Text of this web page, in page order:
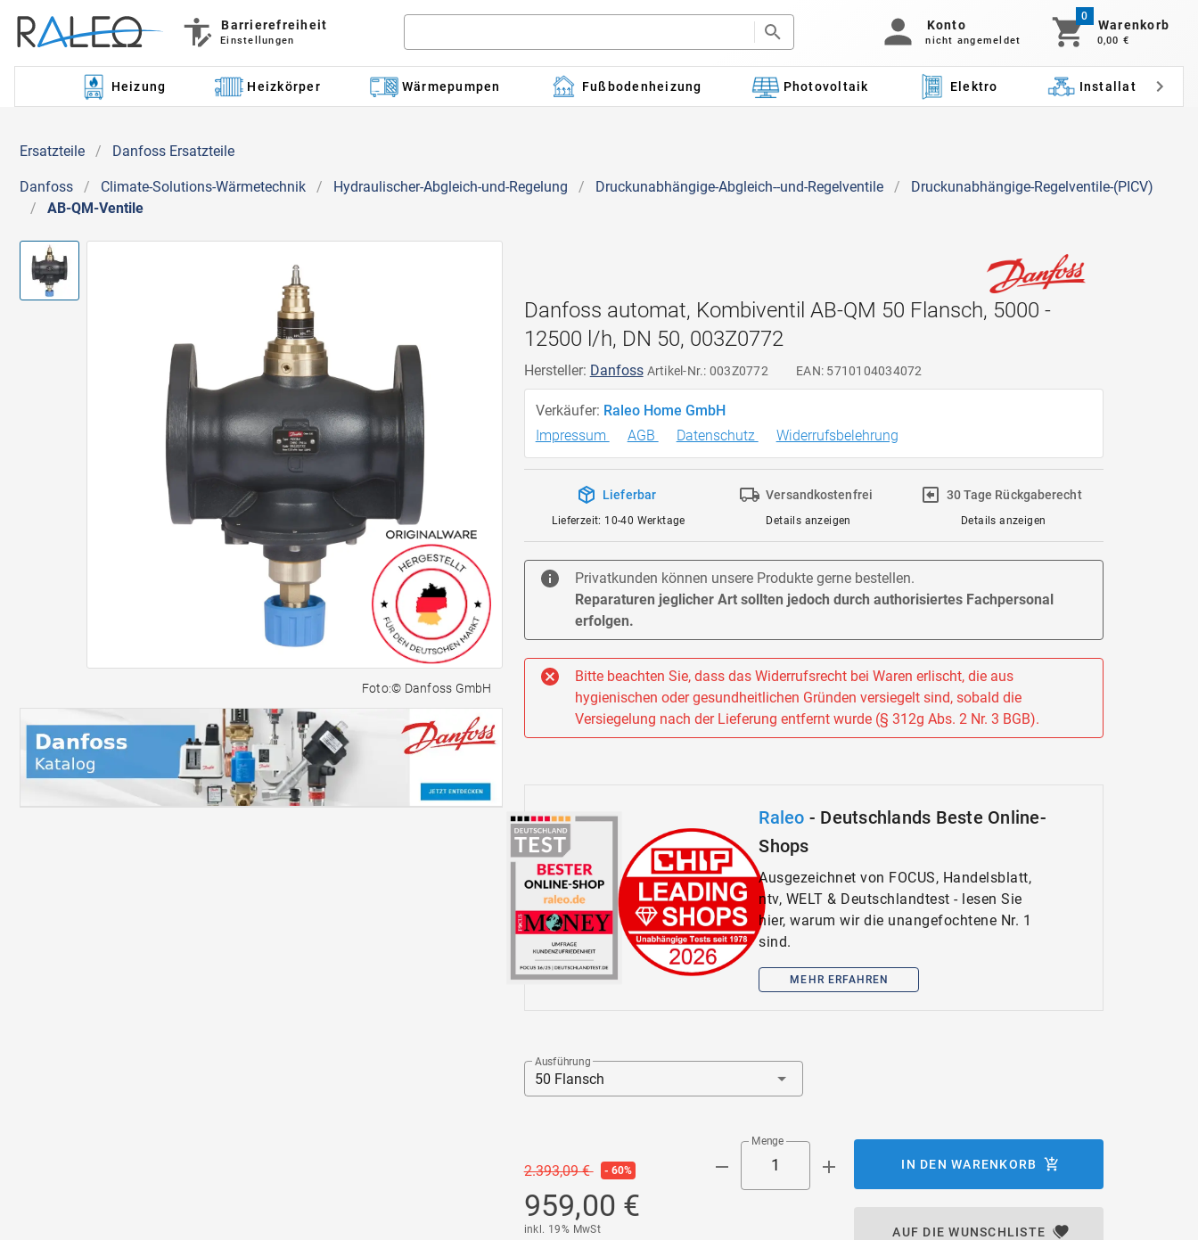
Barrierefreiheit
Einstellungen
Konto
nicht angemeldet
0
Warenkorb
0,00 €
Heizung Heizkörper Wärmepumpen Fußbodenheizung Photovoltaik Elektro Installation
Ersatzteile / Danfoss Ersatzteile
Danfoss / Climate-Solutions-Wärmetechnik / Hydraulischer-Abgleich-und-Regelung / Druckunabhängige-Abgleich--und-Regelventile /
Druckunabhängige-Regelventile-(PICV)
/
AB-QM-Ventile
Foto:© Danfoss GmbH
Danfoss automat, Kombiventil AB-QM 50 Flansch, 5000 -
12500 l/h, DN 50, 003Z0772
Hersteller: Danfoss Artikel-Nr.: 003Z0772 EAN: 5710104034072
Verkäufer: Raleo Home GmbH
Impressum
AGB Datenschutz Widerrufsbelehrung
Lieferbar
Lieferzeit: 10-40 Werktage
Versandkostenfrei
Details anzeigen
30 Tage Rückgaberecht
Details anzeigen
Privatkunden können unsere Produkte gerne bestellen.
Reparaturen jeglicher Art sollten jedoch durch authorisiertes Fachpersonal
erfolgen.
Bitte beachten Sie, dass das Widerrufsrecht bei Waren erlischt, die aus
hygienischen oder gesundheitlichen Gründen versiegelt sind, sobald die
Versiegelung nach der Lieferung entfernt wurde (§ 312g Abs. 2 Nr. 3 BGB).
Raleo - Deutschlands Beste Online-
Shops
Ausgezeichnet von FOCUS, Handelsblatt,
ntv, WELT & Deutschlandtest - lesen Sie
hier, warum wir die unangefochtene Nr. 1
sind.
MEHR ERFAHREN
Ausführung
50 Flansch
2.393,09 € - 60%
959,00 €
inkl. 19% MwSt
Menge
IN DEN WARENKORB
AUF DIE WUNSCHLISTE